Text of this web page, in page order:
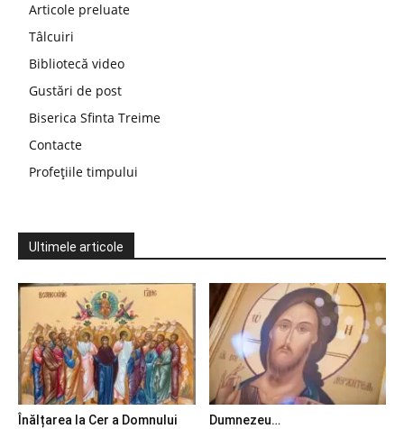
Articole preluate
Tâlcuiri
Bibliotecă video
Gustări de post
Biserica Sfinta Treime
Contacte
Profețiile timpului
Ultimele articole
Înălțarea la Cer a Domnului
Dumnezeu…